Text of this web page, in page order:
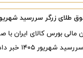
طلای زرگر سررسید شهریور
بورس کالای ایران با
۱۴۰۵ خبر داد.